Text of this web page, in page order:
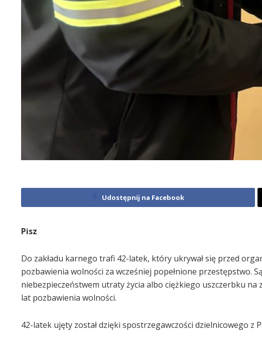
Udostępnij na Facebook
Pisz
Do zakładu karnego trafi 42-latek, który ukrywał się przed
pozbawienia wolności za wcześniej popełnione przestępstwo.
niebezpieczeństwem utraty życia albo ciężkiego uszczerbku
lat pozbawienia wolności.
42-latek ujęty został dzięki spostrzegawczości dzielnicowego z